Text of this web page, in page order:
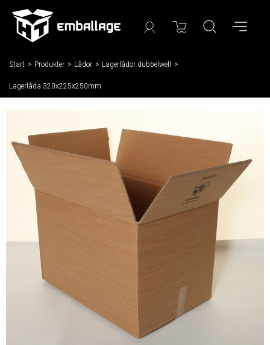
Start / Produkter / Lådor / Lagerlådor dubbelwell /
Lagerlåda 320x225x250mm